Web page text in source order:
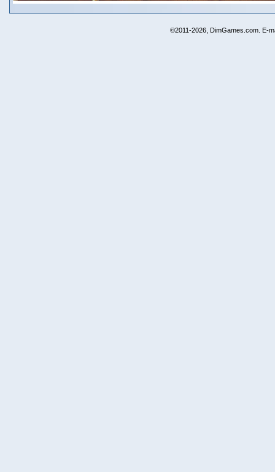
©2011-2026, DimGames.com. E-